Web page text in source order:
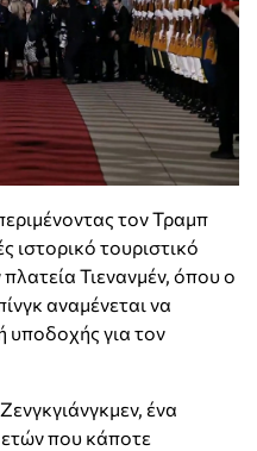
τον Τραμπ
ιστορικό τουριστικό
Τιενανμέν, όπου ο
αναμένεται να
υποδοχής για τον
ένα
ετών που κάποτε